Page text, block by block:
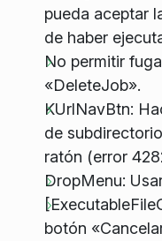
pueda aceptar
de haber
No permitir
«DeleteJob».
KUrlNavBtn:
de
ratón (error
DropMenu:
botón